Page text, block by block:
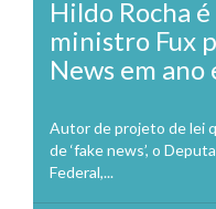
Hildo Rocha
ministro Fux
News em
Autor de projeto de lei
de ‘fake news’, o
Federal,...